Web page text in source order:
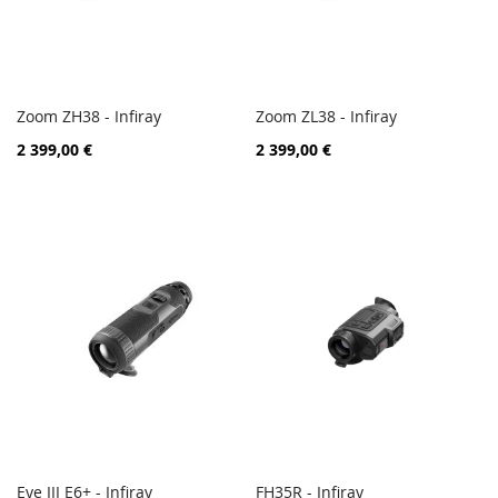
Zoom ZH38 - Infiray
2 399,00 €
Zoom ZL38 - Infiray
2 399,00 €
Eye III E6+ - Infiray
FH35R - Infiray